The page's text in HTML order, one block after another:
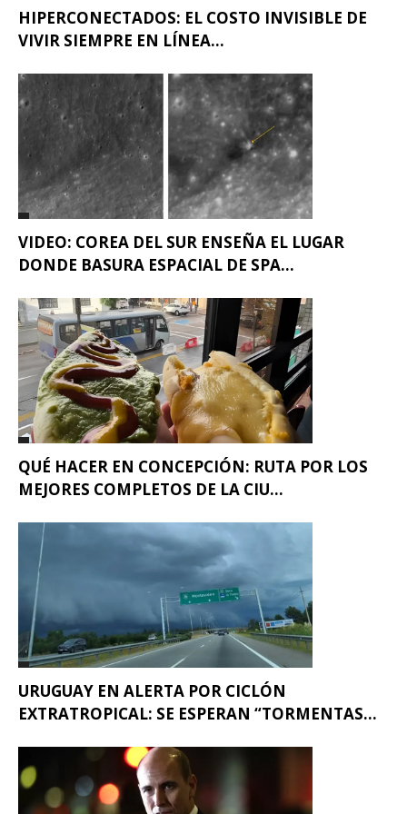
HIPERCONECTADOS: EL COSTO INVISIBLE DE
VIVIR SIEMPRE EN LÍNEA...
VIDEO: COREA DEL SUR ENSEÑA EL LUGAR
DONDE BASURA ESPACIAL DE SPA...
QUÉ HACER EN CONCEPCIÓN: RUTA POR LOS
MEJORES COMPLETOS DE LA CIU...
URUGUAY EN ALERTA POR CICLÓN
EXTRATROPICAL: SE ESPERAN “TORMENTAS...